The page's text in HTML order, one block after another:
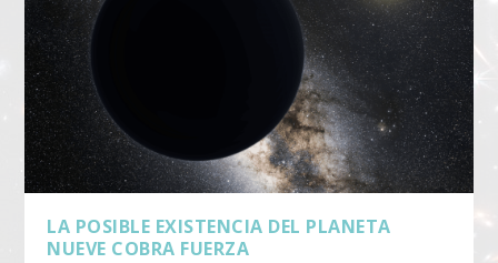
LA POSIBLE EXISTENCIA DEL PLANETA
NUEVE COBRA FUERZA